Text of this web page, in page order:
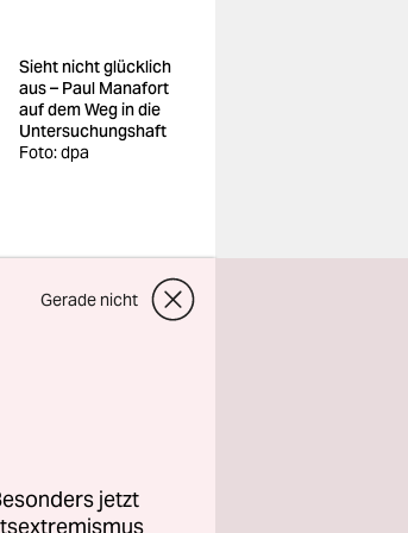
Sieht nicht glücklich
aus – Paul Manafort
auf dem Weg in die
Untersuchungshaft
Foto: dpa
Gerade nicht
jetzt